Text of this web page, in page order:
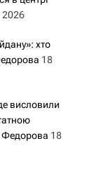
хто
18
висловили
Федорова 18